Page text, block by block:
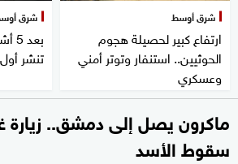
شرق أوسط
ارتفاع كبير لحصيلة هجوم
الحوثيين.. استنفار وتوتر أمني
وعسكري
شرق
تنشر
ماكرون يصل إلى دمشق.. زيارة
سقوط الأسد